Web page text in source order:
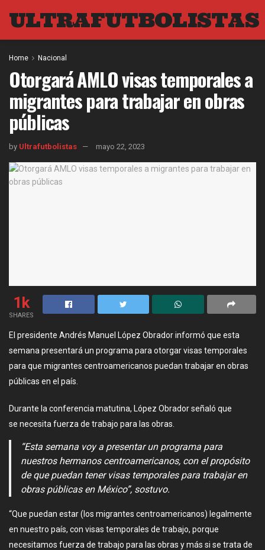
ULTRAFUTBOLISTAS
Home Nacional
Otorgará AMLO visas temporales a
migrantes para trabajar en obras
públicas
by Ultrafutbolistas mayo 22, 2023
1k
SHARES
El presidente Andrés Manuel López Obrador informó que esta
semana presentará un programa para otorgar visas temporales
para que migrantes centroamericanos puedan trabajar en obras
públicas en el país.
Durante la conferencia matutina, López Obrador señaló que
se necesita fuerza de trabajo para las obras.
“Esta semana voy a presentar un programa para
nuestros hermanos centroamericanos, con el propósito
de que puedan tener visas temporales para trabajar en
obras públicas en México”, sostuvo.
“Que puedan estar (los migrantes centroamericanos) legalmente
en nuestro país, con visas temporales de trabajo, porque
necesitamos fuerza de trabajo para las obras y más si se trata de